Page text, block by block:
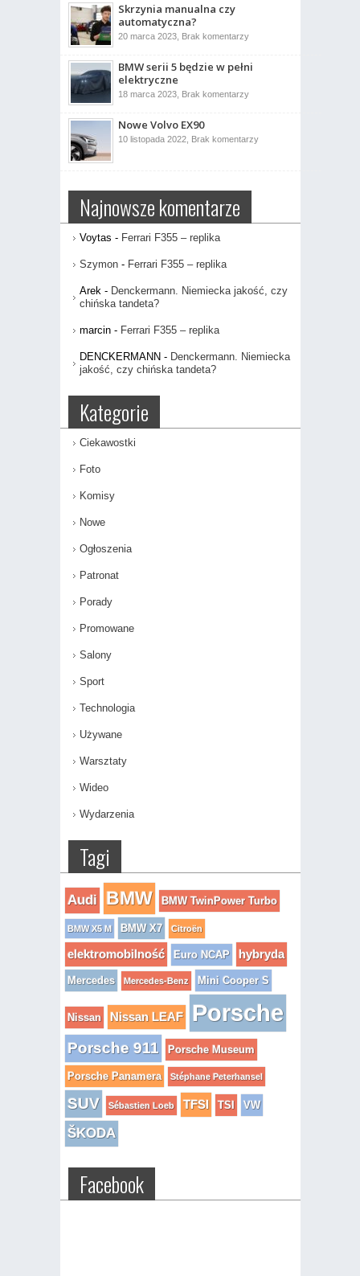
Skrzynia manualna czy
automatyczna?
20 marca 2023, Brak komentarzydo
czy
automatyczna?
BMW serii 5 będzie w pełni
elektryczne
18 marca 2023, Brak komentarzydo
w
Nowe Volvo EX90
10 listopada 2022, Brak komentarzydo
Najnowsze komentarze
Voytas - Ferrari F355 – replika
Szymon- Ferrari F355 – replika
Arek - Denckermann. Niemiecka jakość, czy
chińska tandeta?
marcin- Ferrari F355 – replika
DENCKERMANN- Denckermann. Niemiecka
jakość, czy chińska tandeta?
Kategorie
Ciekawostki
Foto
Komisy
Nowe
Ogłoszenia
Patronat
Porady
Promowane
Salony
Sport
Technologia
Używane
Warsztaty
Wideo
Wydarzenia
Tagi
Audi BMW BMW TwinPower Turbo
BMW X5 M BMW X7 Citroën
elektromobilność Euro NCAP hybryda
Mercedes Mercedes-Benz Mini Cooper S
Nissan Nissan LEAF Porsche
Porsche 911 Porsche Museum
Porsche Panamera Stéphane Peterhansel
SUV Sébastien Loeb TFSI TSI VW
ŠKODA
Facebook